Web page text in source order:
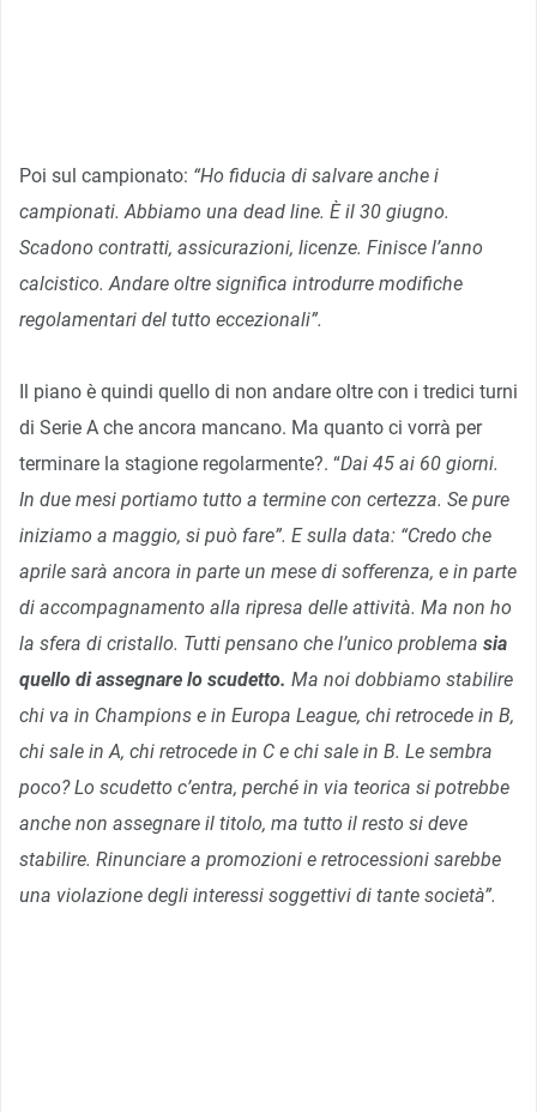
Poi sul campionato: “Ho fiducia di salvare anche i
campionati. Abbiamo una dead line. È il 30 giugno.
Scadono contratti, assicurazioni, licenze. Finisce l’anno
calcistico. Andare oltre significa introdurre modifiche
regolamentari del tutto eccezionali”.
Il piano è quindi quello di non andare oltre con i tredici turni
di Serie A che ancora mancano. Ma quanto ci vorrà per
terminare la stagione regolarmente?. “Dai 45 ai 60 giorni.
In due mesi portiamo tutto a termine con certezza. Se pure
iniziamo a maggio, si può fare”. E sulla data: “Credo che
aprile sarà ancora in parte un mese di sofferenza, e in parte
di accompagnamento alla ripresa delle attività. Ma non ho
la sfera di cristallo. Tutti pensano che l’unico problema sia
quello di assegnare lo scudetto. Ma noi dobbiamo stabilire
chi va in Champions e in Europa League, chi retrocede in B,
chi sale in A, chi retrocede in C e chi sale in B. Le sembra
poco? Lo scudetto c’entra, perché in via teorica si potrebbe
anche non assegnare il titolo, ma tutto il resto si deve
stabilire. Rinunciare a promozioni e retrocessioni sarebbe
una violazione degli interessi soggettivi di tante società”.